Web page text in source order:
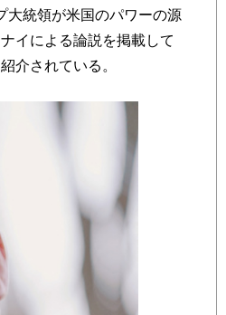
統領が米国のパワーの源
イによる論説を掲載して
介されている。